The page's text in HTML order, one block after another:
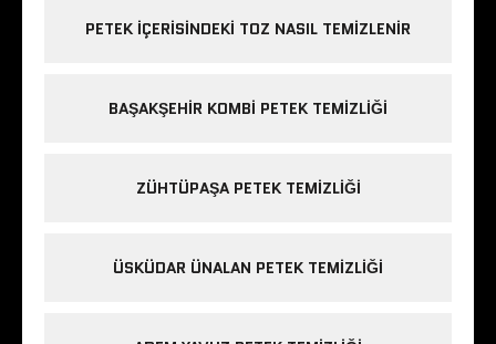
PETEK IÇERISINDEKI TOZ NASIL TEMIZLENIR
BAŞAKŞEHIR KOMBI PETEK TEMIZLIĞI
ZÜHTÜPAŞA PETEK TEMIZLIĞI
ÜSKÜDAR ÜNALAN PETEK TEMIZLIĞI